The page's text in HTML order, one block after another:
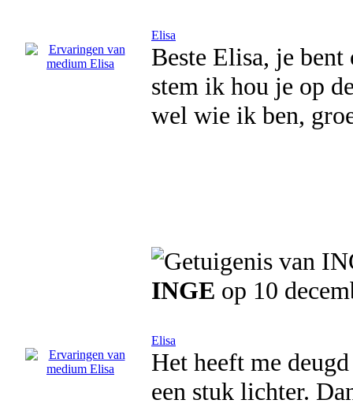
Elisa
Beste Elisa, je
stem ik hou je op
wel wie ik ben,
INGE op 10
Elisa
Het heeft me
een stuk lichter.